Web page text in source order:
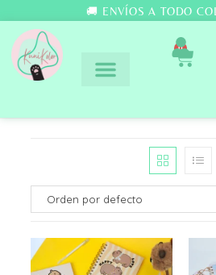
🚚 ENVÍOS A TODO
0